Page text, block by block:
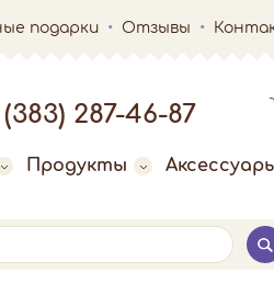
подарки Отзывы
(383) 287-46-87
Продукты